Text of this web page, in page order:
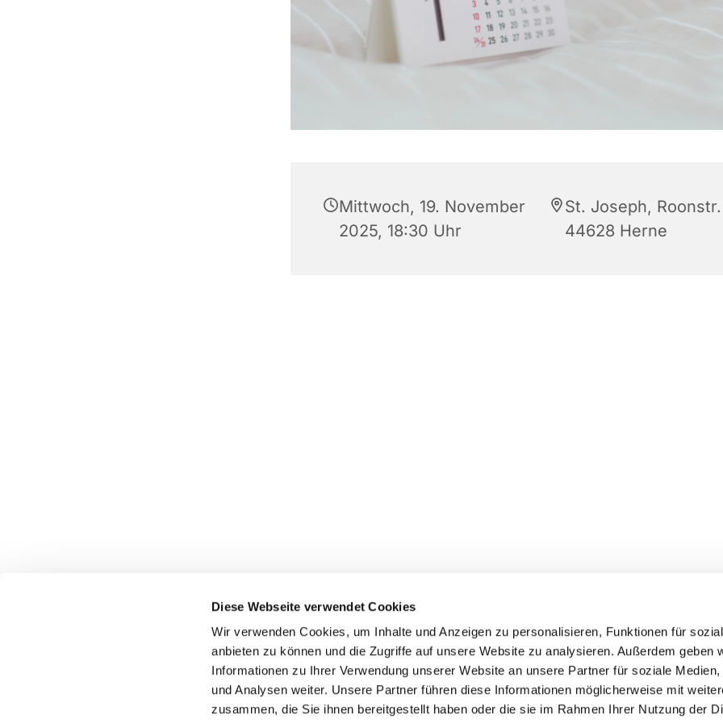
Diese Webseite verwendet Cookies
Wir verwenden Cookies, um Inhalte und Anzeigen zu personalisieren, Funktionen für
anbieten zu können und die Zugriffe auf unsere Website zu analysieren. Außerdem geben
Informationen zu Ihrer Verwendung unserer Website an unsere Partner für soziale Medien,
und Analysen weiter. Unsere Partner führen diese Informationen möglicherweise mit
zusammen, die Sie ihnen bereitgestellt haben oder die sie im Rahmen Ihrer Nutzung der
Mittwoch, 19. November
2025, 18:30 Uhr
St. Joseph,
44628 Herne
Pfarrei St. Dionysius Herne